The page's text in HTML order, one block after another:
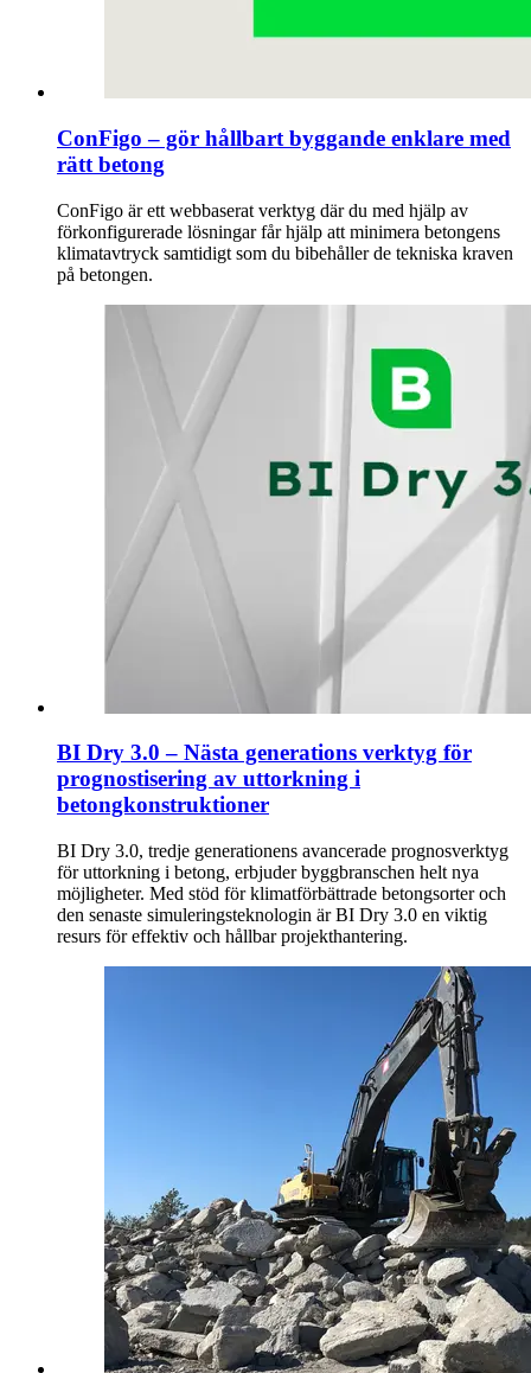
ConFigo – gör hållbart byggande enklare med
rätt betong
ConFigo är ett webbaserat verktyg där du med hjälp av
förkonfigurerade lösningar får hjälp att minimera betongens
klimatavtryck samtidigt som du bibehåller de tekniska kraven
på betongen.
BI Dry 3.0 – Nästa generations verktyg för
prognostisering av uttorkning i
betongkonstruktioner
BI Dry 3.0, tredje generationens avancerade prognosverktyg
för uttorkning i betong, erbjuder byggbranschen helt nya
möjligheter. Med stöd för klimatförbättrade betongsorter och
den senaste simuleringsteknologin är BI Dry 3.0 en viktig
resurs för effektiv och hållbar projekthantering.